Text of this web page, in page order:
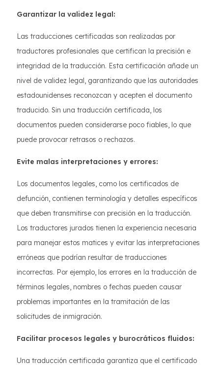
Garantizar la validez legal:
Las traducciones certificadas son realizadas por
traductores profesionales que certifican la precisión e
integridad de la traducción. Esta certificación añade un
nivel de validez legal, garantizando que las autoridades
estadounidenses reconozcan y acepten el documento
traducido. Sin una traducción certificada, los
documentos pueden considerarse poco fiables, lo que
puede provocar retrasos o rechazos.
Evite malas interpretaciones y errores:
Los documentos legales, como los certificados de
defunción, contienen terminología y detalles específicos
que deben transmitirse con precisión en la traducción.
Los traductores jurados tienen la experiencia necesaria
para manejar estos matices y evitar las interpretaciones
erróneas que podrían resultar de traducciones
incorrectas. Por ejemplo, los errores en la traducción de
términos legales, nombres o fechas pueden causar
problemas importantes en la tramitación de las
solicitudes de inmigración.
Facilitar procesos legales y burocráticos fluidos:
Una traducción certificada garantiza que el certificado